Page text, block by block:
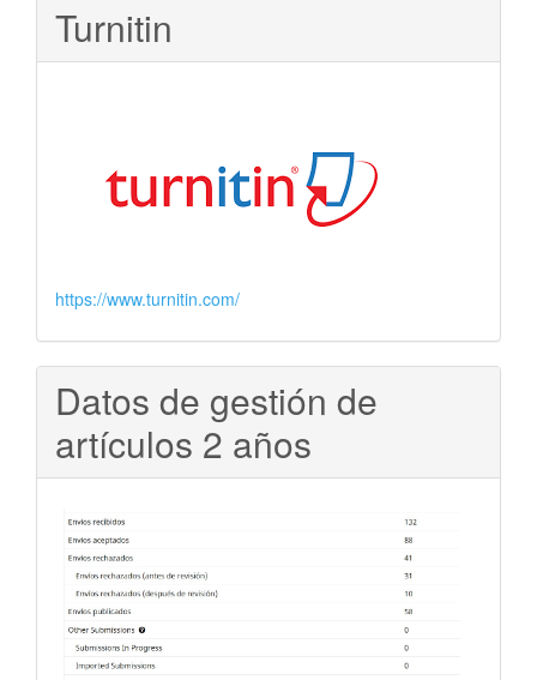
Turnitin
https://www.turnitin.com/
Datos de gestión de
artículos 2 años